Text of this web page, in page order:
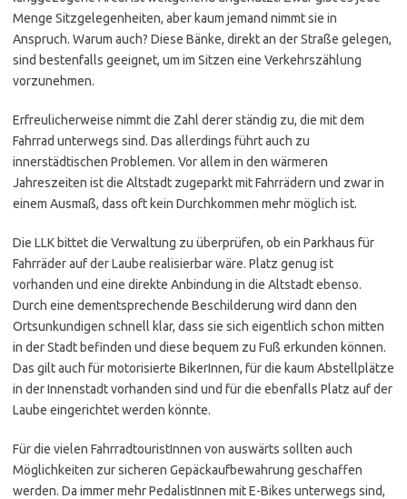
Menge Sitzgelegenheiten, aber kaum jemand nimmt sie in
Anspruch. Warum auch? Diese Bänke, direkt an der Straße gelegen,
sind bestenfalls geeignet, um im Sitzen eine Verkehrszählung
vorzunehmen.
Erfreulicherweise nimmt die Zahl derer ständig zu, die mit dem
Fahrrad unterwegs sind. Das allerdings führt auch zu
innerstädtischen Problemen. Vor allem in den wärmeren
Jahreszeiten ist die Altstadt zugeparkt mit Fahrrädern und zwar in
einem Ausmaß, dass oft kein Durchkommen mehr möglich ist.
Die LLK bittet die Verwaltung zu überprüfen, ob ein Parkhaus für
Fahrräder auf der Laube realisierbar wäre. Platz genug ist
vorhanden und eine direkte Anbindung in die Altstadt ebenso.
Durch eine dementsprechende Beschilderung wird dann den
Ortsunkundigen schnell klar, dass sie sich eigentlich schon mitten
in der Stadt befinden und diese bequem zu Fuß erkunden können.
Das gilt auch für motorisierte BikerInnen, für die kaum Abstellplätze
in der Innenstadt vorhanden sind und für die ebenfalls Platz auf der
Laube eingerichtet werden könnte.
Für die vielen FahrradtouristInnen von auswärts sollten auch
Möglichkeiten zur sicheren Gepäckaufbewahrung geschaffen
werden. Da immer mehr PedalistInnen mit E-Bikes unterwegs sind,